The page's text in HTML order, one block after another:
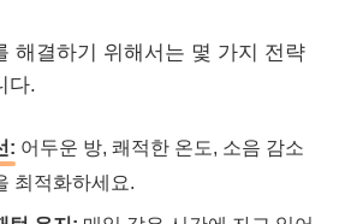
해결하기 위해서는 몇 가지 전략
다.
: 어두운 방, 쾌적한 온도, 소음 감소
최적화하세요.